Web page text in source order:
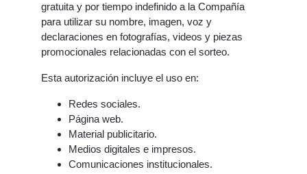
gratuita y por tiempo indefinido a la Compañía
para utilizar su nombre, imagen, voz y
declaraciones en fotografías, videos y piezas
promocionales relacionadas con el sorteo.
Esta autorización incluye el uso en:
Redes sociales.
Página web.
Material publicitario.
Medios digitales e impresos.
Comunicaciones institucionales.